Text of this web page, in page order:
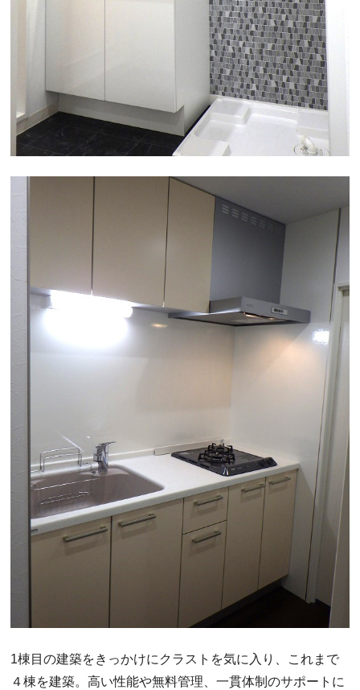
1棟目の建築をきっかけにクラストを気に入り、これまで
４棟を建築。高い性能や無料管理、一貫体制のサポートに